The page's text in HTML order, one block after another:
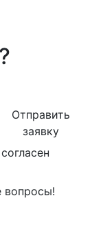
Отправить
заявку
согласен
вопросы!